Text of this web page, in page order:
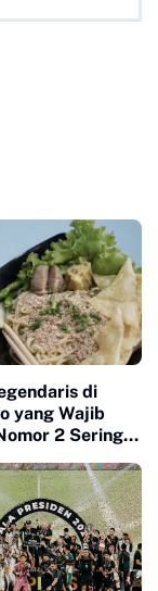
di
yang Wajib
2 Sering